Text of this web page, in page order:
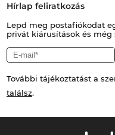
Hírlap feliratkozás
Lepd meg postafiókodat
privát kiárusítások és még
További tájékoztatást a
találsz.